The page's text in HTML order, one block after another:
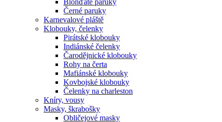
Černé paruky
Karnevalové pláště
Klobouky, čelenky
Pirátské klobouky
Indiánské čelenky
Čarodějnické klobouky
Rohy na čerta
Mafiánské klobouky
Kovbojské klobouky
Čelenky na charleston
Kníry, vousy
Masky, škrabošky
Obličejové masky